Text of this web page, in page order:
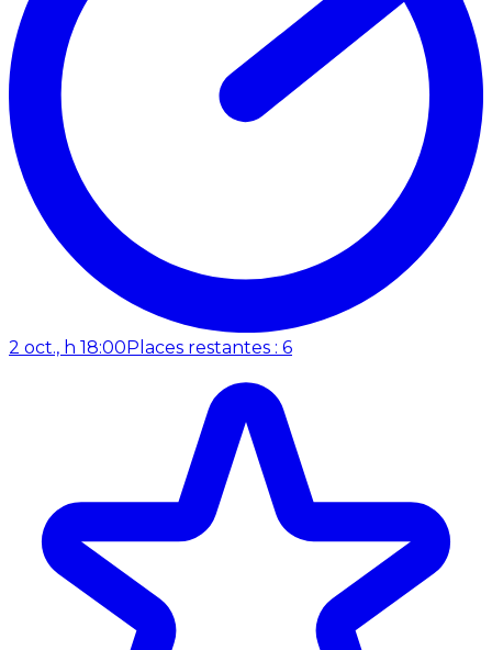
2 oct., h 18:00 Places restantes : 6